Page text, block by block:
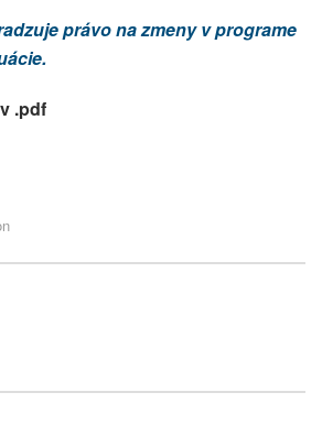
právo na zmeny v programe
.pdf